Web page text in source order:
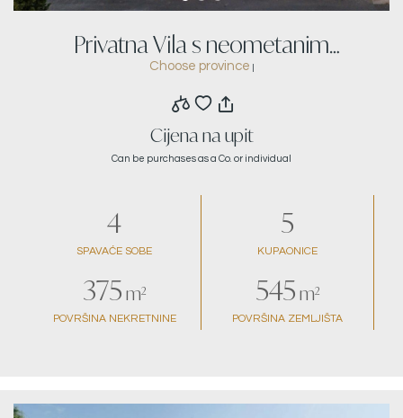
Privatna Vila s neometanim
pogledom na more u Čelini
Choose province
Cijena na upit
Can be purchases as a Co. or individual
4
SPAVAĆE SOBE
5
KUPAONICE
375 m²
POVRŠINA NEKRETNINE
545 m²
POVRŠINA ZEMLJIŠTA